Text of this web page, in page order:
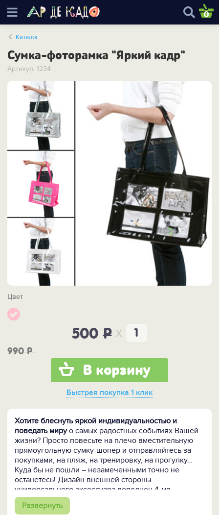
0
Каталог
Сумка-фоторамка "Яркий кадр"
Артикул: 1234
Цвет
500P x
990P
В корзину
Быстрая покупка 1 клик
Хотите блеснуть яркой индивидуальностью и
поведать мируо самых радостных событиях Вашей
жизни? Просто повесьте на плечо вместительную
прямоугольную сумку-шопер и отправляйтесь за
покупками, на пляж, на тренировку, на прогулку…
Куда бы не пошли – незамеченными точно не
останетесь! Дизайн внешней стороны
универсального аксессуара дополнен 4-мя
прозрачными карманами-держателями для фото
размером 10х15см, менять которые в зависимости от
Развернуть